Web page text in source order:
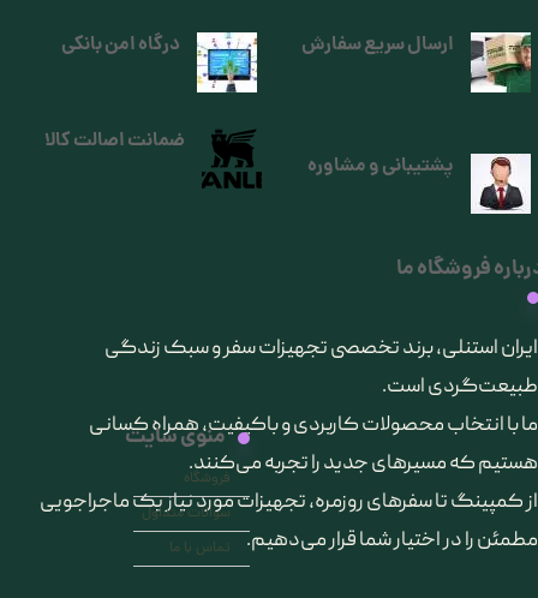
ارسال سریع سفارش
فروشگاه ما
​ایران استنلی، برند تخصصی تجهیزات سفر و سبک زندگی
طبیعت‌گردی است.
ما با انتخاب محصولات کاربردی و باکیفیت، همراه کسانی
هستیم که مسیرهای جدید را تجربه می‌کنند.
از کمپینگ تا سفرهای روزمره، تجهیزات مورد نیاز یک ماجراجویی
مطمئن را در اختیار شما قرار می‌دهیم.
منوی سایت
فروشگاه
سوالات متداول
تماس با ما
درگاه امن بانکی
پشتیبانی و مشاوره
ضمانت اصالت کالا